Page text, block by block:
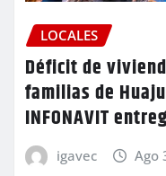
LOCALES
Déficit de
familias de
INFONAVIT
igavec Ago